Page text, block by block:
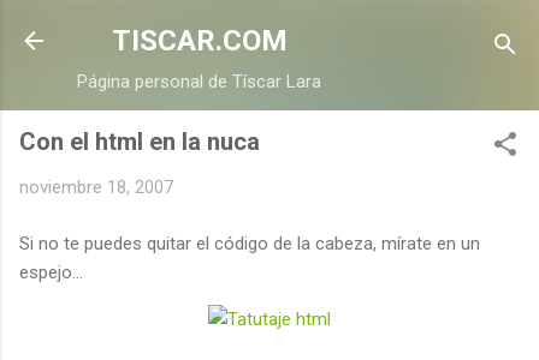
Ir al contenido principal
TISCAR.COM
Página personal de Tíscar Lara
Con el html en la nuca
noviembre 18, 2007
Si no te puedes quitar el código de la cabeza, mírate en un
espejo…